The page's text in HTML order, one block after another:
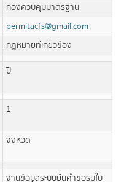
กองควบคุมมาตรฐาน
permitacfs@gmail.com
กฎหมายที่เกี่ยวข้อง
ปี
1
จังหวัด
ฐานข้อมูลระบบยื่นคำขอรับใบ